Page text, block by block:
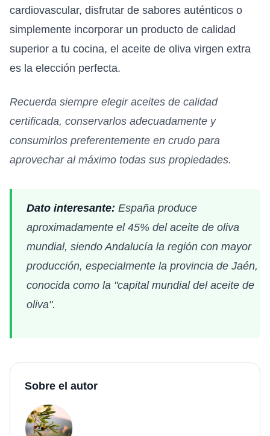
cardiovascular, disfrutar de sabores auténticos o
simplemente incorporar un producto de calidad
superior a tu cocina, el aceite de oliva virgen extra
es la elección perfecta.
Recuerda siempre elegir aceites de calidad
certificada, conservarlos adecuadamente y
consumirlos preferentemente en crudo para
aprovechar al máximo todas sus propiedades.
Dato interesante: España produce
aproximadamente el 45% del aceite de oliva
mundial, siendo Andalucía la región con mayor
producción, especialmente la provincia de Jaén,
conocida como la "capital mundial del aceite de
oliva".
Sobre el autor